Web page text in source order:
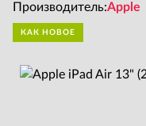
Производитель:Apple
КАК НОВОЕ